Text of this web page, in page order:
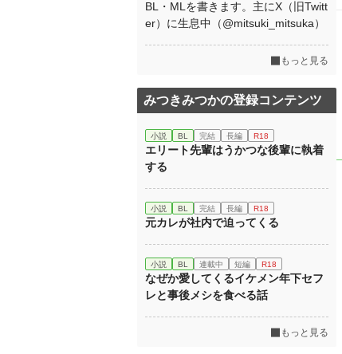
BL・MLを書きます。主にX（旧Twitt
er）に生息中（@mitsuki_mitsuka）
もっと見る
みつきみつかの登録コンテンツ
小説 BL 完結 長編 R18
エリート先輩はうかつな後輩に執着
する
小説 BL 完結 長編 R18
元カレが社内で迫ってくる
小説 BL 連載中 短編 R18
なぜか愛してくるイケメン年下セフ
レと事後メシを食べる話
もっと見る